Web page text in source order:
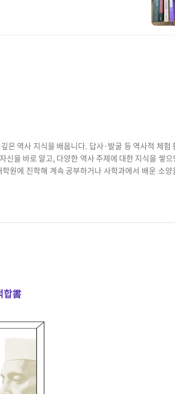
은 역사 지식을 배웁니다. 답사·발굴 등 역사적 체험
을 바로 알고, 다양한 역사 주제에 대한 지식을 쌓으
원에 진학해 계속 공부하거나 사학과에서 배운 소
합書